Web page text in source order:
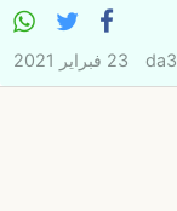
da3 23 فبراير 2021